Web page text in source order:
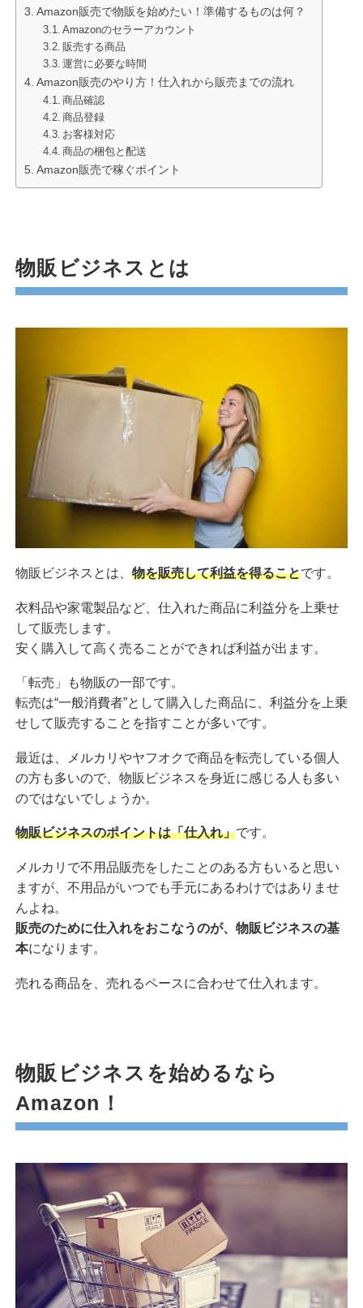
Amazon販売で物販を始めたい！準備するものは何？
Amazonのセラーアカウント
販売する商品
運営に必要な時間
Amazon販売のやり方！仕入れから販売までの流れ
商品確認
商品登録
お客様対応
商品の梱包と配送
Amazon販売で稼ぐポイント
物販ビジネスとは
物販ビジネスとは、 物を販売して利益を得ることです。
衣料品や家電製品など、仕入れた商品に利益分を上乗せ
して販売します。
安く購入して高く売ることができれば利益が出ます。
「転売」も物販の一部です。
転売は“一般消費者”として購入した商品に、利益分を上乗
せして販売することを指すことが多いです。
最近は、メルカリやヤフオクで商品を転売している個人
の方も多いので、物販ビジネスを身近に感じる人も多い
のではないでしょうか。
物販ビジネスのポイントは「仕入れ」です。
メルカリで不用品販売をしたことのある方もいると思い
ますが、不用品がいつでも手元にあるわけではありませ
んよね。
販売のために仕入れをおこなうのが、物販ビジネスの基
本になります。
売れる商品を、売れるペースに合わせて仕入れます。
物販ビジネスを始めるなら
Amazon！